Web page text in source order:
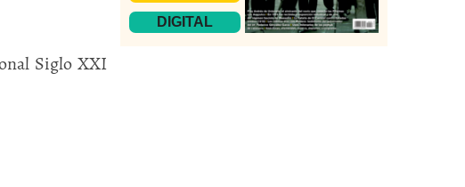
Siglo XXI
DIGITAL